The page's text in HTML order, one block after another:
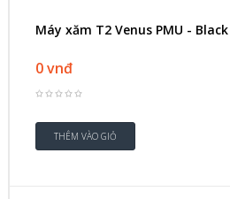
Máy xăm T2 Venus PMU - Black
0 vnđ